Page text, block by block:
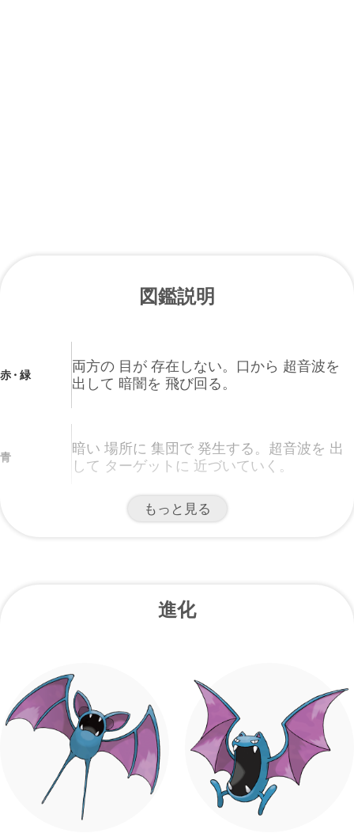
図鑑説明
赤・緑
両方の 目が 存在しない。口から 超音波を
出して 暗闇を 飛び回る。
青
暗い 場所に 集団で 発生する。超音波を 出
して ターゲットに 近づいていく。
もっと見る
進化